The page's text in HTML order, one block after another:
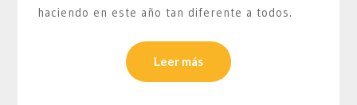
haciendo en este año tan diferente a todos.
Leer más